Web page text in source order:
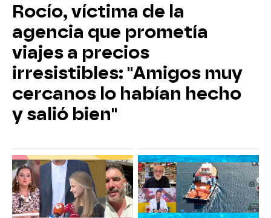
Rocío, víctima de la
agencia que prometía
viajes a precios
irresistibles: "Amigos muy
cercanos lo habían hecho
y salió bien"